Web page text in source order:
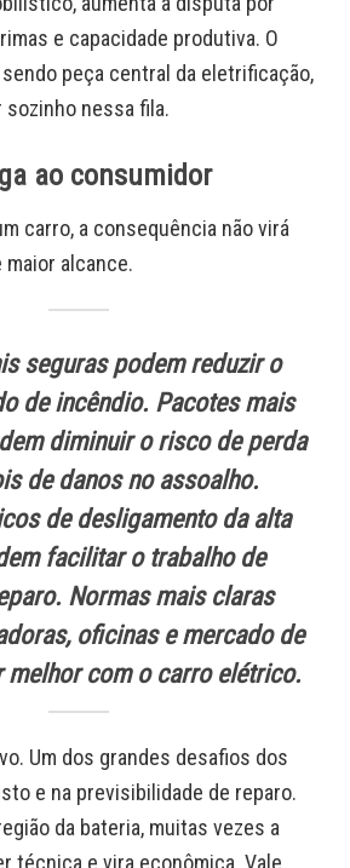
e capacidade produtiva. O
peça central da eletrificação,
nessa fila.
ao consumidor
carro, a consequência não virá
maior alcance.
seguras podem reduzir o
de incêndio. Pacotes mais
diminuir o risco de perda
de danos no assoalho.
de desligamento da alta
facilitar o trabalho de
Normas mais claras
oficinas e mercado de
melhor com o carro elétrico.
Um dos grandes desafios dos
e na previsibilidade de reparo.
da bateria, muitas vezes a
técnica e vira econômica. Vale